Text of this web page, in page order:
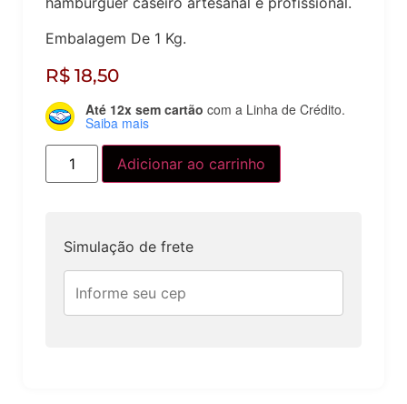
Embalagem De 1 Kg.
R$ 18,50
Até 12x sem cartão com a Linha de Crédito.
Saiba mais
Adicionar ao carrinho
Simulação de frete